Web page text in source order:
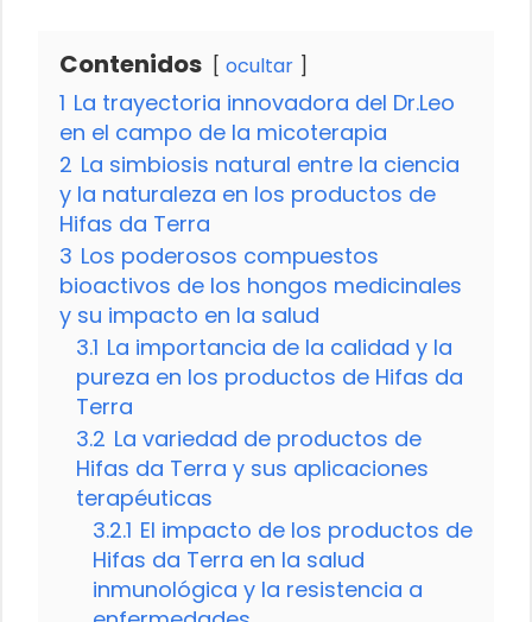
Contenidos ocultar
1 La trayectoria innovadora del Dr.Leo
en el campo de la micoterapia
2 La simbiosis natural entre la ciencia
y la naturaleza en los productos de
Hifas da Terra
3 Los poderosos compuestos
bioactivos de los hongos medicinales
y su impacto en la salud
3.1 La importancia de la calidad y la
pureza en los productos de Hifas da
Terra
3.2 La variedad de productos de
Hifas da Terra y sus aplicaciones
terapéuticas
3.2.1 El impacto de los productos de
Hifas da Terra en la salud
inmunológica y la resistencia a